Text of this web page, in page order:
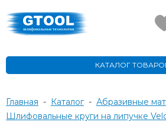
КАТАЛОГ
Главная - Каталог - Абразивные
Шлифовальные круги на липучке